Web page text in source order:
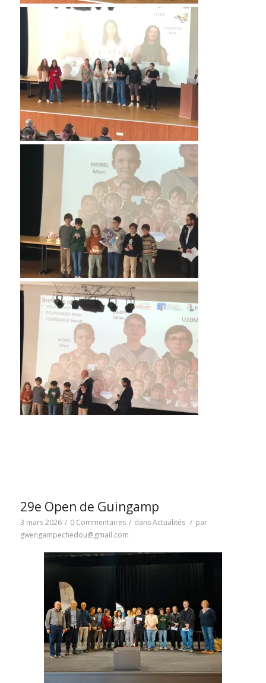
29e Open de Guingamp
3 mars 2026 / 0 Commentaires / dansActualités / par
gwengampechedou@gmail.com